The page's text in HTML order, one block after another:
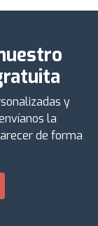
y
la
de forma